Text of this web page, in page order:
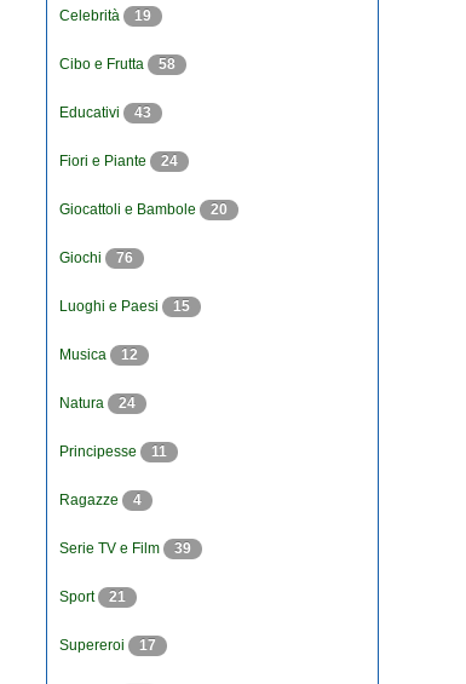
Celebrità 19
Cibo e Frutta 58
Educativi 43
Fiori e Piante 24
Giocattoli e Bambole 20
Giochi 76
Luoghi e Paesi 15
Musica 12
Natura 24
Principesse 11
Ragazze 4
Serie TV e Film 39
Sport 21
Supereroi 17